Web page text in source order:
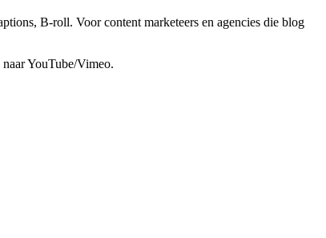
B-roll. Voor content marketeers en agencies die blog
YouTube/Vimeo.